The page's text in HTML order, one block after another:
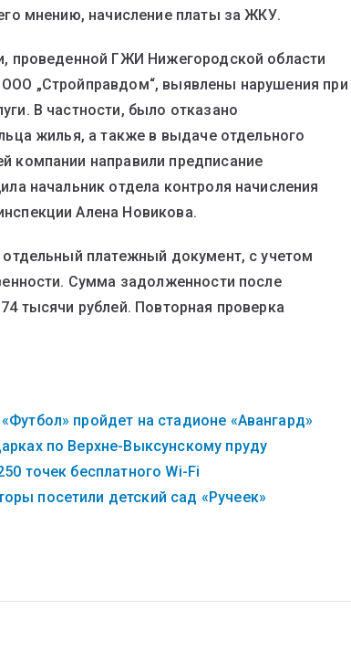
мнению, начисление платы за ЖКУ.
проведенной ГЖИ Нижегородской области
„Стройправдом“, выявлены нарушения при
В частности, было отказано
жилья, а также в выдаче отдельного
компании направили предписание
начальник отдела контроля начисления
Алена Новикова.
платежный документ, с учетом
Сумма задолженности после
тысячи рублей. Повторная проверка
пройдет на стадионе «Авангард»
по Верхне-Выксунскому пруду
точек бесплатного Wi-Fi
посетили детский сад «Ручеек»